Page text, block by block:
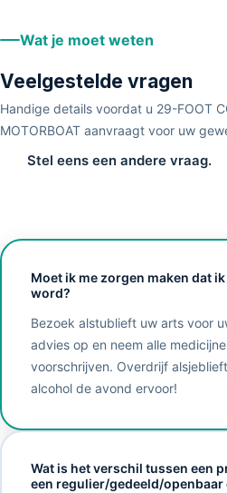
Wat je moet weten
Veelgestelde vragen
Handige details voordat u 29-FOOT
MOTORBOAT aanvraagt voor uw
Stel eens een andere vraag.
Moet ik me zorgen maken dat
word?
Bezoek alstublieft uw arts voor
advies op en neem alle
voorschrijven. Overdrijf
alcohol de avond ervoor!
Wat is het verschil tussen een
een regulier/gedeeld/openbaar